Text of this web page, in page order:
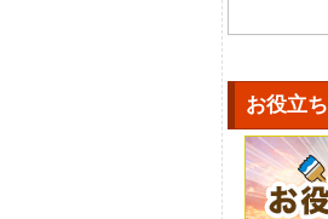
お役立ち